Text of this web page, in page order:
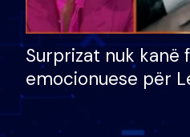
Surprizat nuk kanë
emocionuese për
nëna dhe fëmijët e
nuk i mban dot